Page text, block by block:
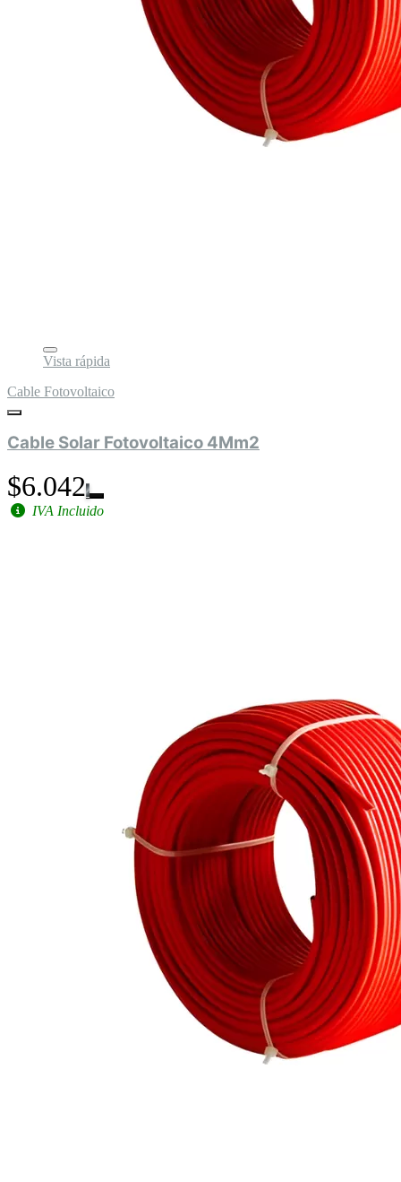
Vista rápida
Cable Fotovoltaico
Cable Solar Fotovoltaico 4Mm2
$6.042
IVA Incluido